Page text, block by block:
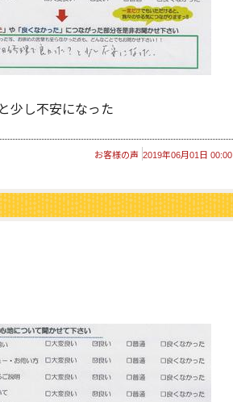
少し不安になった
お客様の声 2019年06月01日 00:00